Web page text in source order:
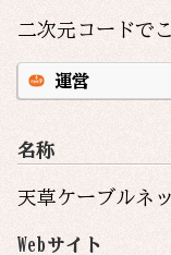
二次元コードで
運営
名称
天草ケーブルネ
Webサイト